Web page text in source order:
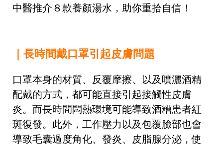
中醫推介８款養顏湯水，助你重拾自信！
｜長時間戴口罩引起皮膚問題
口罩本身的材質、反覆摩擦、以及噴灑酒精
配戴的方式，都可能直接引起接觸性皮膚
炎。而長時間悶熱環境可能導致酒糟患者紅
斑復發。此外，工作壓力以及包覆臉部也會
導致毛囊過度角化、發炎、皮脂腺分泌，使